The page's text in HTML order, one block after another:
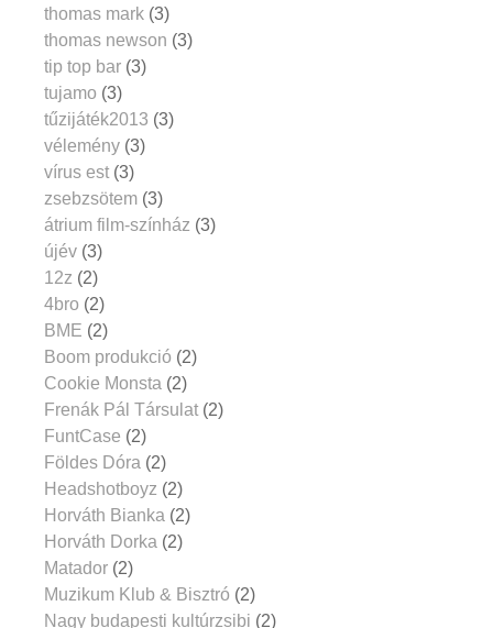
thomas mark (3)
thomas newson (3)
tip top bar (3)
tujamo (3)
tűzijáték2013 (3)
vélemény (3)
vírus est (3)
zsebzsötem (3)
átrium film-színház (3)
újév (3)
12z (2)
4bro (2)
BME (2)
Boom produkció (2)
Cookie Monsta (2)
Frenák Pál Társulat (2)
FuntCase (2)
Földes Dóra (2)
Headshotboyz (2)
Horváth Bianka (2)
Horváth Dorka (2)
Matador (2)
Muzikum Klub & Bisztró (2)
Nagy budapesti kultúrzsibi (2)